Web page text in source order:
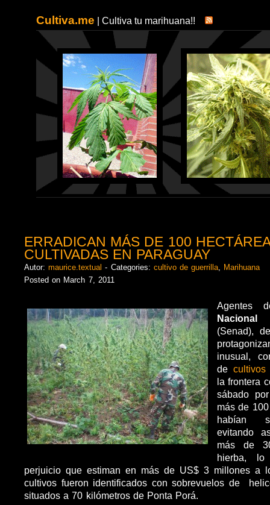
Cultiva.me | Cultiva tu marihuana!!
ERRADICAN MÁS DE 100
CULTIVADAS EN PARAGUAY
Autor:maurice.textual - Categories: cultivo de guerrilla
Marihuana
Posted on March 7, 2011
(Senad),
inusual,
de cultivos
la frontera
sábado
más de
habían
evitando
más de
hierba,
perjuicio que estiman en más de US$ 3 millones a
cultivos fueron identificados con sobrevuelos de
situados a 70 kilómetros de Ponta Porá.